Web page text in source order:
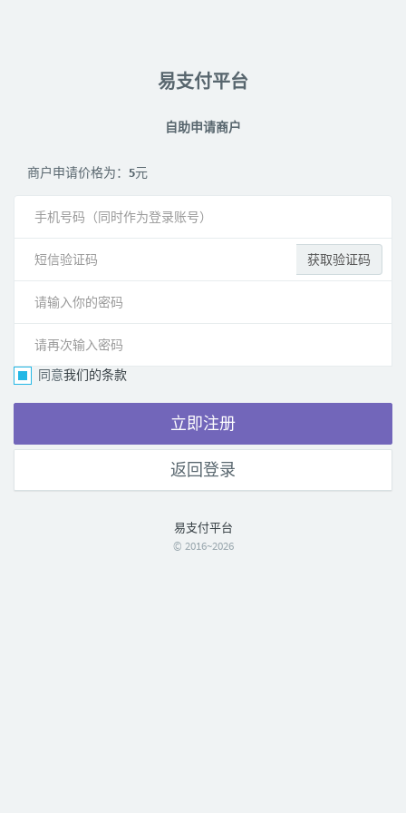
易支付平台
自助申请商户
商户申请价格为： 5元
获取验证码
同意我们的条款
立即注册
返回登录
易支付平台
© 2016~2026